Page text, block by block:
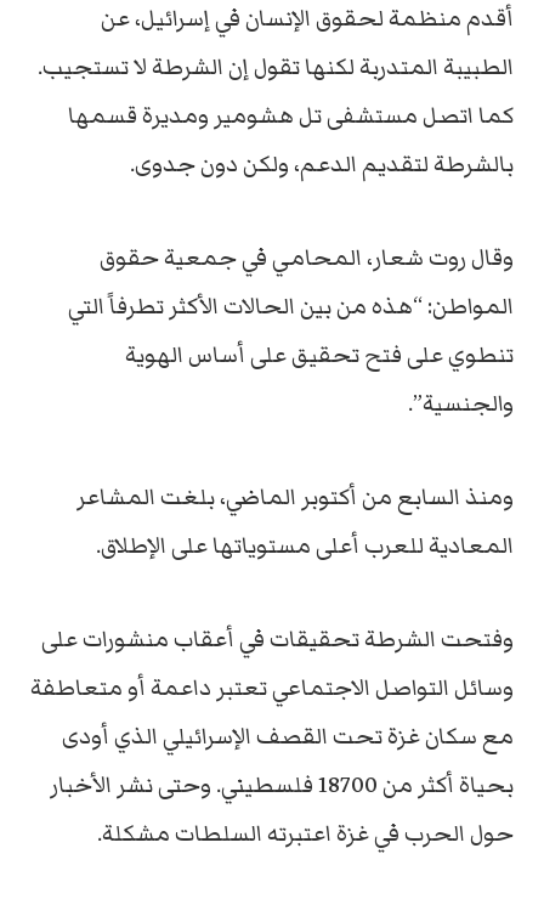
أقدم منظمة لحقوق الإنسان في إسرائيل، عن
الطبيبة المتدربة لكنها تقول إن الشرطة لا تستجيب.
كما اتصل مستشفى تل هشومير ومديرة قسمها
بالشرطة لتقديم الدعم، ولكن دون جدوى.
وقال روت شعار، المحامي في جمعية حقوق
المواطن: “هذه من بين الحالات الأكثر تطرفاً التي
تنطوي على فتح تحقيق على أساس الهوية
والجنسية”.
ومنذ السابع من أكتوبر الماضي، بلغت المشاعر
المعادية للعرب أعلى مستوياتها على الإطلاق.
وفتحت الشرطة تحقيقات في أعقاب منشورات على
وسائل التواصل الاجتماعي تعتبر داعمة أو متعاطفة
مع سكان غزة تحت القصف الإسرائيلي الذي أودى
بحياة أكثر من 18700 فلسطيني. وحتى نشر الأخبار
حول الحرب في غزة اعتبرته السلطات مشكلة.